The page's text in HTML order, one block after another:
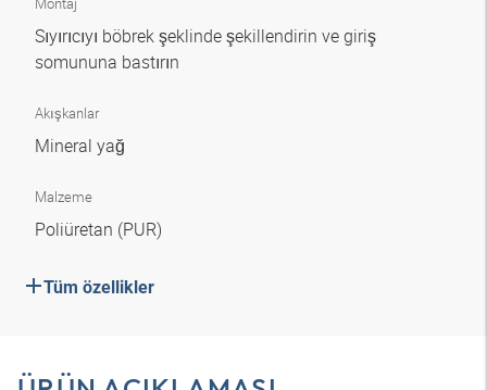
Sıyırıcıyı böbrek şeklinde şekillendirin ve giriş
somununa bastırın
Akışkanlar
Mineral yağ
Malzeme
Poliüretan (PUR)
Tüm özellikler